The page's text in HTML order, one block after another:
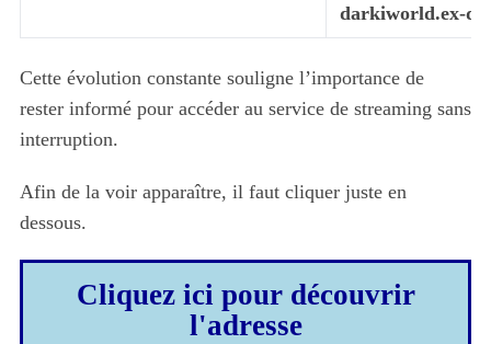
darkiworld.ex-
Cette évolution constante souligne l’importance de
rester informé pour accéder au service de streaming sans
interruption.
Afin de la voir apparaître, il faut cliquer juste en
dessous.
Cliquez ici pour découvrir
l'adresse